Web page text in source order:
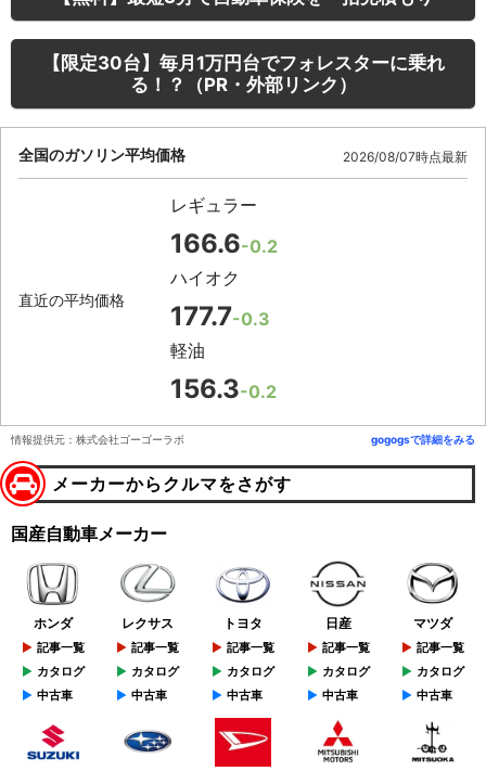
【限定30台】毎月1万円台でフォレスターに乗れ
る！？（PR・外部リンク）
全国のガソリン平均価格 2026/08/07時点最新
直近の平均価格
レギュラー
166.6-0.2
ハイオク
177.7-0.3
軽油
156.3-0.2
情報提供元：株式会社ゴーゴーラボ gogogsで詳細をみる
メーカーからクルマをさがす
国産自動車メーカー
ホンダ
記事一覧
カタログ
中古車
レクサス
記事一覧
カタログ
中古車
トヨタ
記事一覧
カタログ
中古車
日産
記事一覧
カタログ
中古車
マツダ
記事一覧
カタログ
中古車